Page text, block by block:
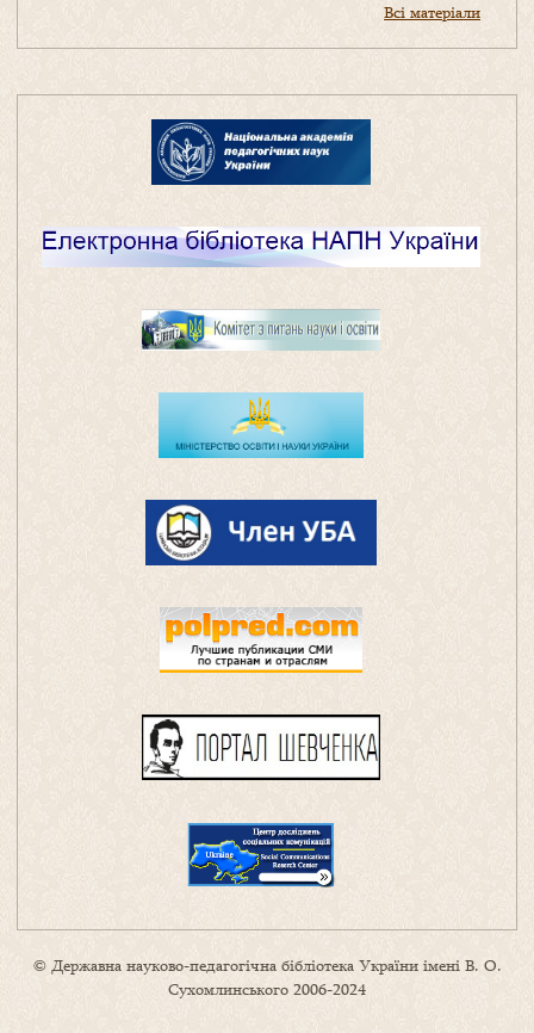
Всі матеріали
© Державна науково-педагогічна бібліотека України імені В. О.
Сухомлинського 2006-2024